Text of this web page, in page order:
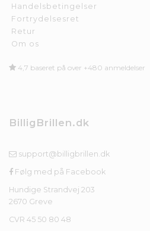
Handelsbetingelser
Fortrydelsesret
Retur
Om os
4,7 baseret på over +480 anmeldelser
BilligBrillen.dk
support@billigbrillen.dk
Følg med på Facebook
Hundige Strandvej 203
2670 Greve
CVR 45 50 80 48